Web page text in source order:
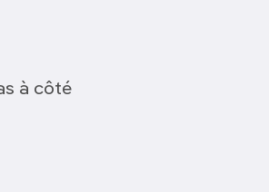
à côté
di San Lorenzo Maggiore